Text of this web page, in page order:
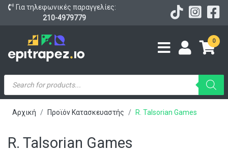
Για τηλεφωνικές παραγγελίες:
210-4979779
0
Products
search
Αρχική Προϊόν Κατασκευαστής R. Talsorian Games
R. Talsorian Games